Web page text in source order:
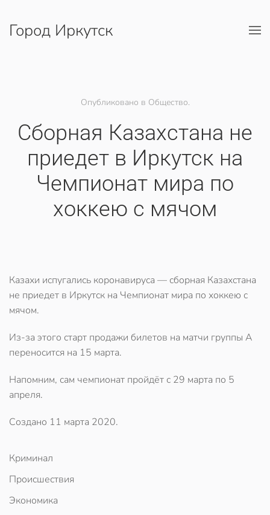
Перейти к содержимому
Город Иркутск
Опубликовано в Общество.
Сборная Казахстана не
приедет в Иркутск на
Чемпионат мира по
хоккею с мячом
Казахи испугались коронавируса — сборная Казахстана
не приедет в Иркутск на Чемпионат мира по хоккею с
мячом.
Из-за этого старт продажи билетов на матчи группы A
переносится на 15 марта.
Напомним, сам чемпионат пройдёт с 29 марта по 5
апреля.
Создано 11 марта 2020.
Криминал
Происшествия
Экономика